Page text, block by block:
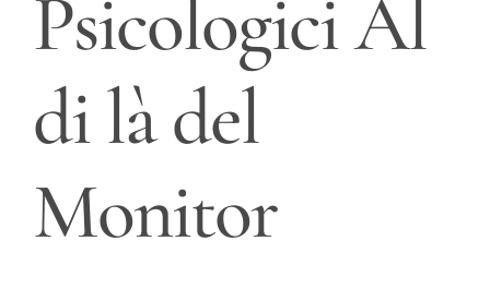
Psicologici Al
di là del
Monitor